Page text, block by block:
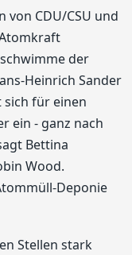
CDU/CSU und
der
Heinrich Sander
sich für einen
ein - ganz nach
Bettina
Wood.
Deponie
Stellen stark